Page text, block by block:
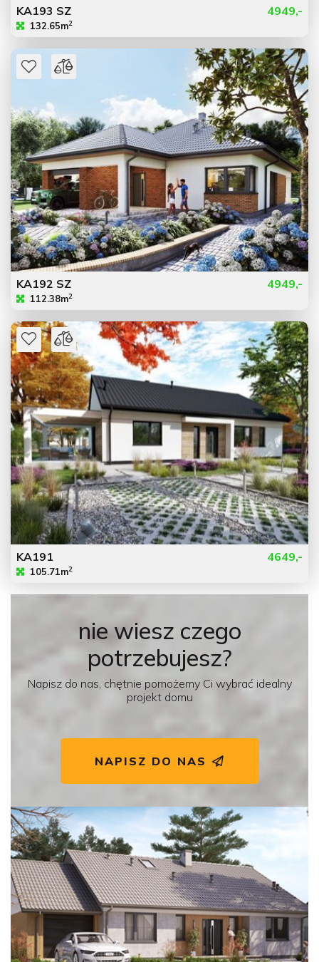
KA193 SZ
132.65m2
4949,-
KA192 SZ
112.38m2
4949,-
KA191
105.71m2
4649,-
nie wiesz czego
potrzebujesz?
Napisz do nas, chętnie pomożemy Ci wybrać idealny
projekt domu
NAPISZ DO NAS